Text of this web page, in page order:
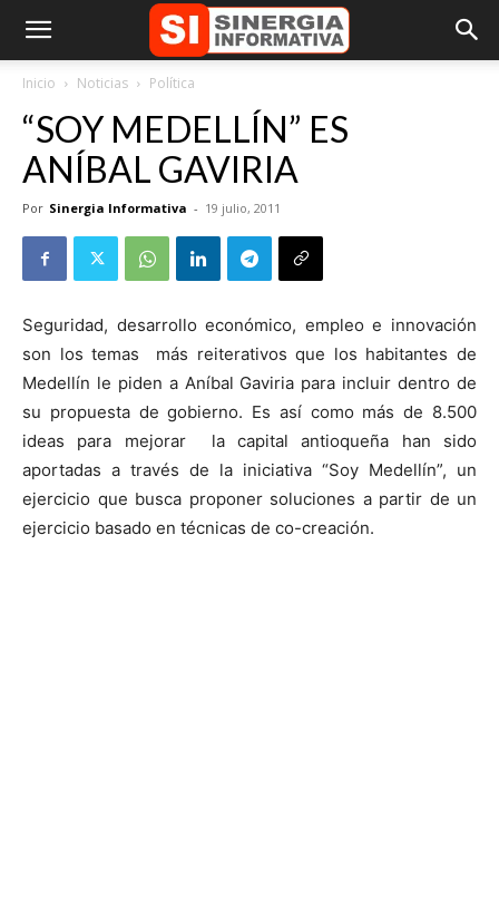
Inicio Noticias Política
“SOY MEDELLÍN” ES
ANÍBAL GAVIRIA
Por Sinergia Informativa - 19 julio, 2011
Seguridad, desarrollo económico, empleo e innovación
son los temas más reiterativos que los habitantes de
Medellín le piden a Aníbal Gaviria para incluir dentro de
su propuesta de gobierno. Es así como más de 8.500
ideas para mejorar la capital antioqueña han sido
aportadas a través de la iniciativa “Soy Medellín”, un
ejercicio que busca proponer soluciones a partir de un
ejercicio basado en técnicas de co-creación.